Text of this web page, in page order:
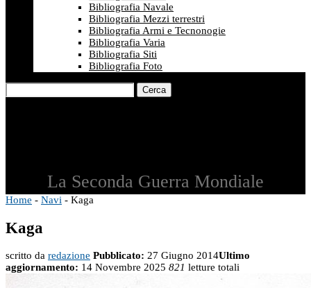
Bibliografia Navale
Bibliografia Mezzi terrestri
Bibliografia Armi e Tecnonogie
Bibliografia Varia
Bibliografia Siti
Bibliografia Foto
Cerca
La Seconda Guerra Mondiale
Home - Navi - Kaga
Kaga
scritto da redazione Pubblicato: 27 Giugno 2014Ultimo
aggiornamento: 14 Novembre 2025 821 letture totali